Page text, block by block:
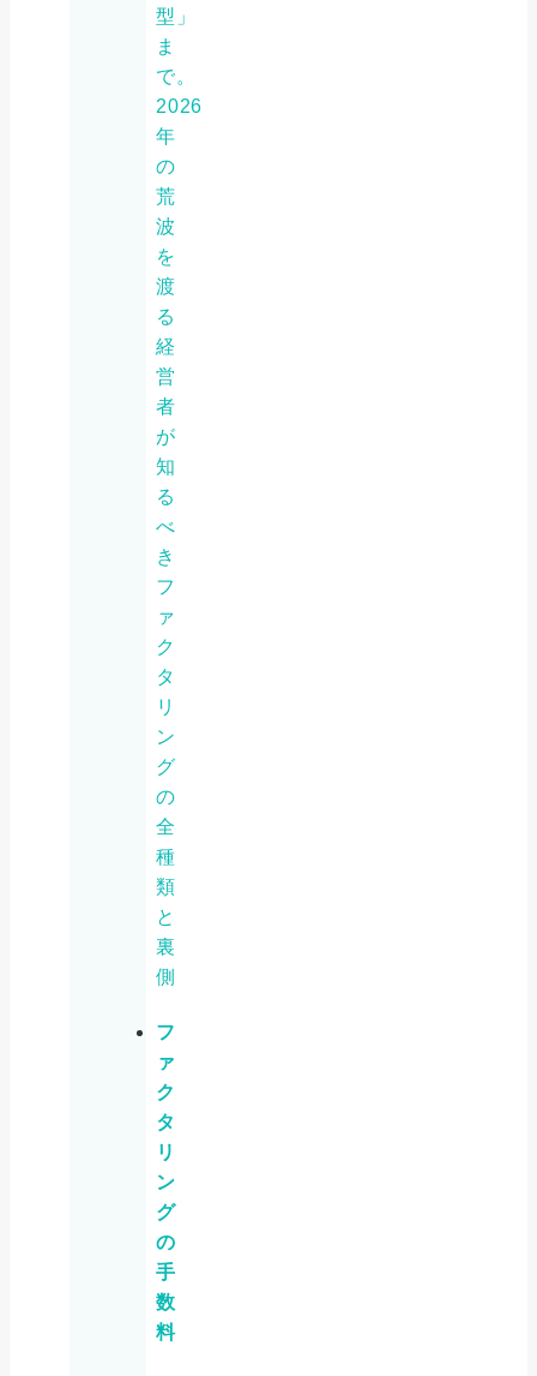
型」
ま
で。
2026
年
の
荒
波
を
渡
る
経
営
者
が
知
る
べ
き
フ
ァ
ク
タ
リ
ン
グ
の
全
種
類
と
裏
側
フ
ァ
ク
タ
リ
ン
グ
の
手
数
料